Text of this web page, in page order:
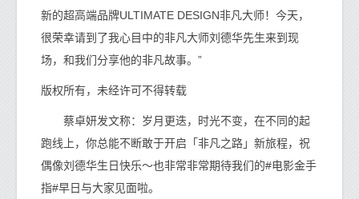
新的超高端品牌ULTIMATE DESIGN非凡大师！今天，
很荣幸请到了我心目中的非凡大师刘德华先生来到现
场，和我们分享他的非凡故事。”
版权所有，未经许可不得转载
蔡卓妍发文称：岁月更迭，时光不变，在不同的起
跑线上，你总能不断敢于开启「非凡之路」新旅程，祝
偶像刘德华生日快乐～也非常非常期待我们的#电影金手
指#早日与大家见面啦。